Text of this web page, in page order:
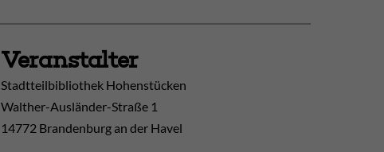
Veranstalter
Stadtteilbibliothek Hohenstücken
Walther-Ausländer-Straße 1
14772 Brandenburg an der Havel